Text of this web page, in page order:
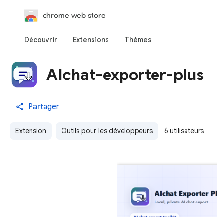
chrome web store
Découvrir Extensions Thèmes
AIchat-exporter-plus
Partager
Extension Outils pour les développeurs 6 utilisateurs